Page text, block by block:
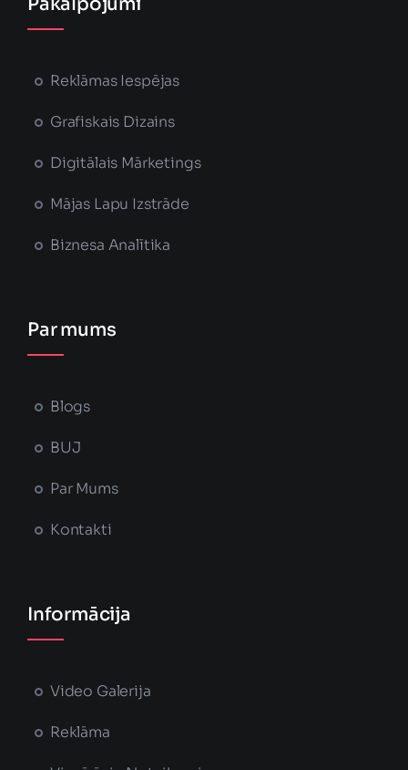
Reklāmas Iespējas
Grafiskais Dizains
Digitālais Mārketings
Mājas Lapu Izstrāde
Biznesa Analītika
Par mums
Blogs
BUJ
Par Mums
Kontakti
Informācija
Video Galerija
Reklāma